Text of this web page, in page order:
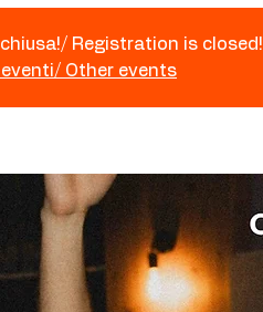
Registration is closed!
Other events